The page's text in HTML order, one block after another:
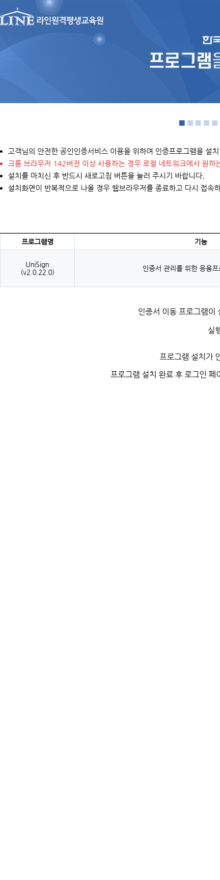
고객님의 안전한 공인인증서비스 이용을 위하여 인증프로그램을 설
크롬 브라우저 142버전 이상 사용하는 경우 로컬 네트워크에서 원
설치를 마치신 후 반드시 새로고침 버튼을 눌러 주시기 바랍니다.
설치화면이 반복적으로 나올 경우 웹브라우저를 종료하고 다시 접속
프로그램명 기능
UniSign
(v2.0.22.0) 인증서 관리를 위한 응용
인증서 이동 프로그램이
실
프로그램 설치가
프로그램 설치 완료 후 로그인